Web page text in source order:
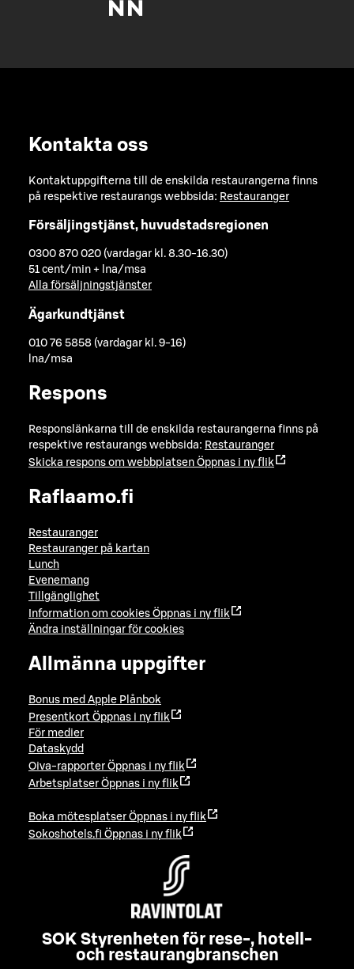
Kontakta oss
Kontaktuppgifterna till de enskilda restaurangerna finns
på respektive restaurangs webbsida: Restauranger
Försäljingstjänst, huvudstadsregionen
0300 870 020 (vardagar kl. 8.30-16.30)
51 cent/min + lna/msa
Alla försäljningstjänster
Ägarkundtjänst
010 76 5858 (vardagar kl. 9-16)
lna/msa
Respons
Responslänkarna till de enskilda restaurangerna finns på
respektive restaurangs webbsida: Restauranger
Skicka respons om webbplatsen Öppnas i ny flik
Raflaamo.fi
Restauranger
Restauranger på kartan
Lunch
Evenemang
Tillgänglighet
Information om cookies Öppnas i ny flik
Ändra inställningar för cookies
Allmänna uppgifter
Bonus med Apple Plånbok
Presentkort Öppnas i ny flik
För medier
Dataskydd
Oiva-rapporter Öppnas i ny flik
Arbetsplatser Öppnas i ny flik
Boka mötesplatser Öppnas i ny flik
Sokoshotels.fi Öppnas i ny flik
SOK Styrenheten för rese-, hotell-
och restaurangbranschen